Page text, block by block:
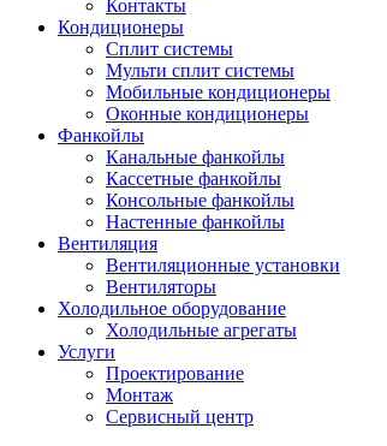
Контакты
Кондиционеры
Сплит системы
Мульти сплит системы
Мобильные кондиционеры
Оконные кондиционеры
Фанкойлы
Канальные фанкойлы
Кассетные фанкойлы
Консольные фанкойлы
Настенные фанкойлы
Вентиляция
Вентиляционные установки
Вентиляторы
Холодильное оборудование
Холодильные агрегаты
Услуги
Проектирование
Монтаж
Сервисный центр